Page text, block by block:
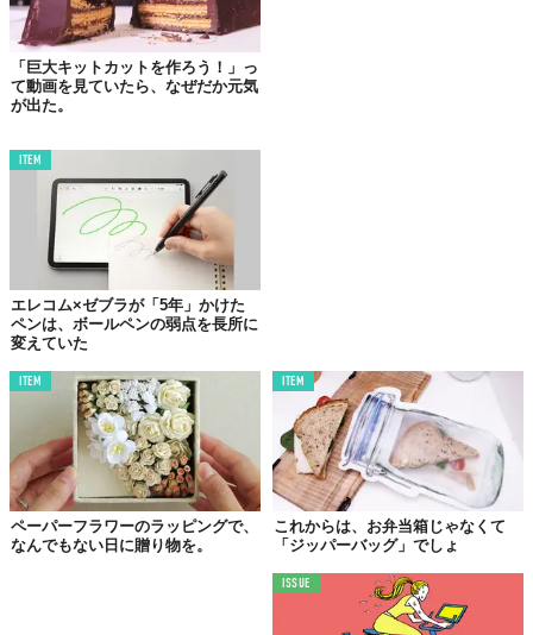
ントカードの差し込みポケット付き。
DAY 2.
ギフトボックス
もうクリスマスは終わってしまいましたが、これはとても喜ばれ
そうです。
もらったらそのまま飾っておける、ペーパータイプの素敵なクリ
スマスツリー。てっぺんの星も紙でできていますよ。
「巨大キットカットを作ろう！」っ
て動画を見ていたら、なぜだか元気
が出た。
ITEM
エレコム×ゼブラが「5年」かけた
ペンは、ボールペンの弱点を長所に
変えていた
ITEM
ペーパーフラワーのラッピングで、
なんでもない日に贈り物を。
ITEM
これからは、お弁当箱じゃなくて
「ジッパーバッグ」でしょ
ISSUE